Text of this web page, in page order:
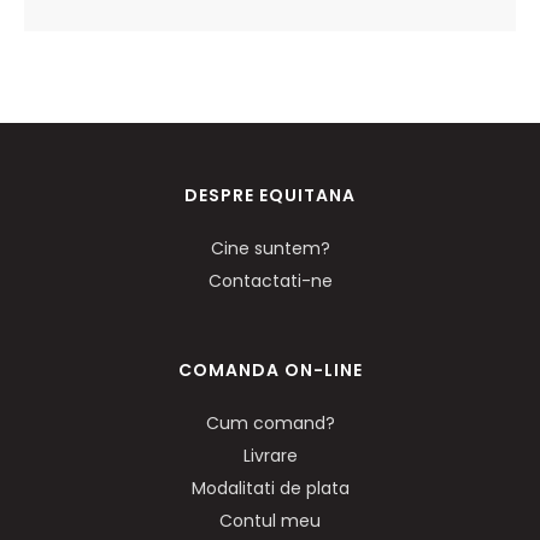
DESPRE EQUITANA
Cine suntem?
Contactati-ne
COMANDA ON-LINE
Cum comand?
Livrare
Modalitati de plata
Contul meu